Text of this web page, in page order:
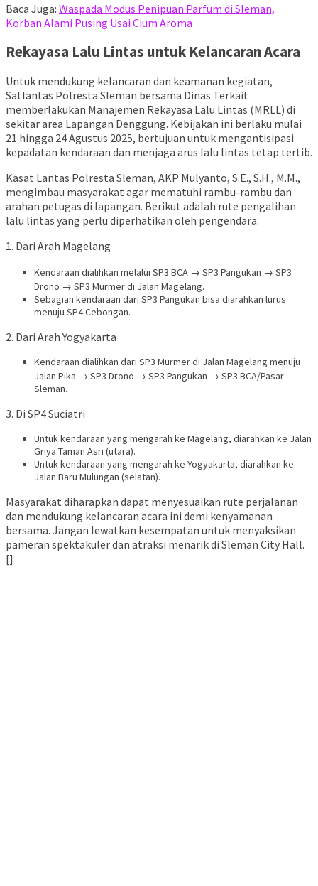
Baca Juga: Waspada Modus Penipuan Parfum di Sleman,
Korban Alami Pusing Usai Cium Aroma
Rekayasa Lalu Lintas untuk Kelancaran Acara
Untuk mendukung kelancaran dan keamanan kegiatan,
Satlantas Polresta Sleman bersama Dinas Terkait
memberlakukan Manajemen Rekayasa Lalu Lintas (MRLL) di
sekitar area Lapangan Denggung. Kebijakan ini berlaku mulai
21 hingga 24 Agustus 2025, bertujuan untuk mengantisipasi
kepadatan kendaraan dan menjaga arus lalu lintas tetap tertib.
Kasat Lantas Polresta Sleman, AKP Mulyanto, S.E., S.H., M.M.,
mengimbau masyarakat agar mematuhi rambu-rambu dan
arahan petugas di lapangan. Berikut adalah rute pengalihan
lalu lintas yang perlu diperhatikan oleh pengendara:
1. Dari Arah Magelang
Kendaraan dialihkan melalui SP3 BCA → SP3 Pangukan → SP3
Drono → SP3 Murmer di Jalan Magelang.
Sebagian kendaraan dari SP3 Pangukan bisa diarahkan lurus
menuju SP4 Cebongan.
2. Dari Arah Yogyakarta
Kendaraan dialihkan dari SP3 Murmer di Jalan Magelang menuju
Jalan Pika → SP3 Drono → SP3 Pangukan → SP3 BCA/Pasar
Sleman.
3. Di SP4 Suciatri
Untuk kendaraan yang mengarah ke Magelang, diarahkan ke Jalan
Griya Taman Asri (utara).
Untuk kendaraan yang mengarah ke Yogyakarta, diarahkan ke
Jalan Baru Mulungan (selatan).
Masyarakat diharapkan dapat menyesuaikan rute perjalanan
dan mendukung kelancaran acara ini demi kenyamanan
bersama. Jangan lewatkan kesempatan untuk menyaksikan
pameran spektakuler dan atraksi menarik di Sleman City Hall.
[]